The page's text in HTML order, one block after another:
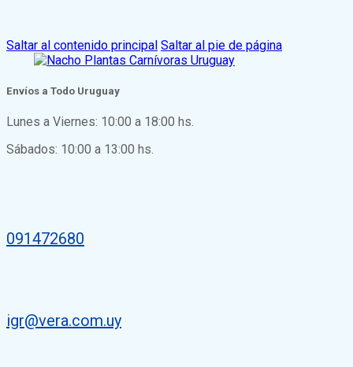
Saltar al contenido principal Saltar al pie de página
Envíos a Todo Uruguay
Lunes a Viernes: 10:00 a 18:00 hs.
Sábados: 10:00 a 13:00 hs.
091472680
igr@vera.com.uy